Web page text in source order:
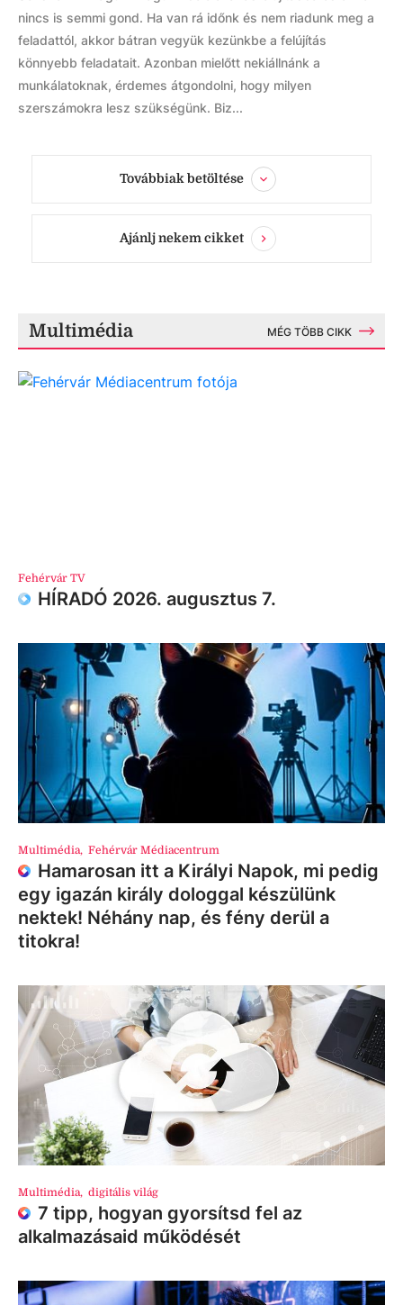
nincs is semmi gond. Ha van rá időnk és nem riadunk meg a
feladattól, akkor bátran vegyük kezünkbe a felújítás
könnyebb feladatait. Azonban mielőtt nekiállnánk a
munkálatoknak, érdemes átgondolni, hogy milyen
szerszámokra lesz szükségünk. Biz...
Továbbiak betöltése
Ajánlj nekem cikket
Multimédia MÉG TÖBB CIKK
Fehérvár TV
HÍRADÓ 2026. augusztus 7.
Multimédia, Fehérvár Médiacentrum
Hamarosan itt a Királyi Napok, mi pedig
egy igazán király dologgal készülünk
nektek! Néhány nap, és fény derül a
titokra!
Multimédia, digitális világ
7 tipp, hogyan gyorsítsd fel az
alkalmazásaid működését